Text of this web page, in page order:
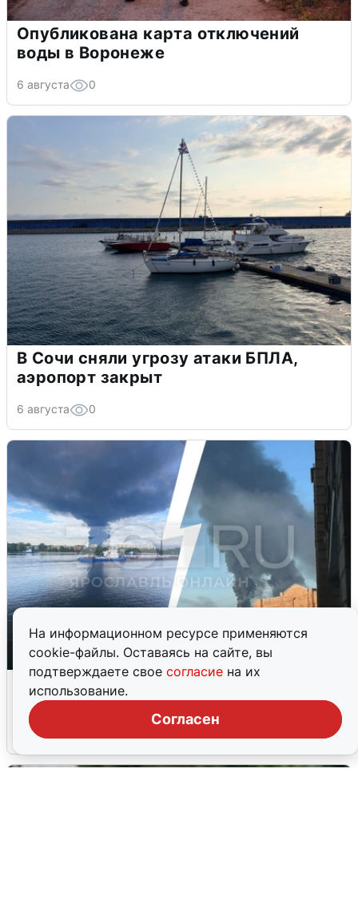
На информационном ресурсе применяются
cookie-файлы. Оставаясь на сайте, вы
подтверждаете свое согласие на их
использование.
Согласен
Опубликована карта отключений
воды в Воронеже
6 августа 0
В Сочи сняли угрозу атаки БПЛА,
аэропорт закрыт
6 августа 0
Ночная атака БПЛА на Ярославль:
попадания и последствия
6 августа